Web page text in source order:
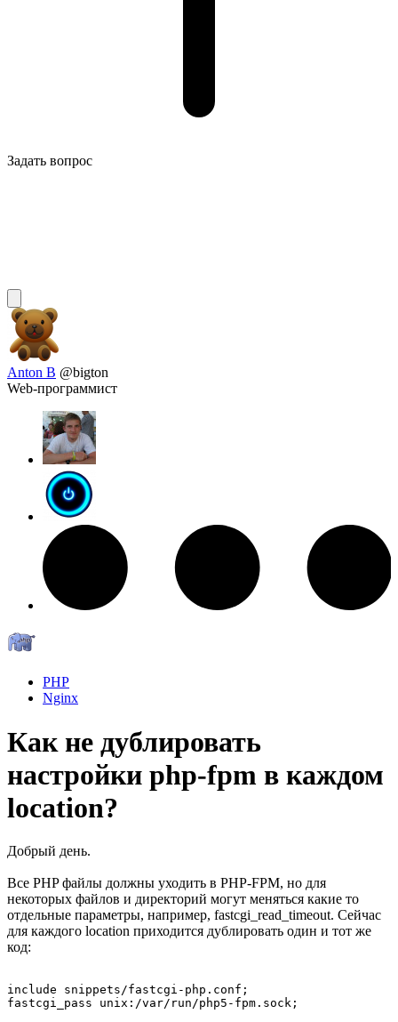
Задать вопрос
Anton B @bigton
Web-программист
PHP
Nginx
Как не дублировать
настройки php-fpm в каждом
location?
Добрый день.
Все PHP файлы должны уходить в PHP-FPM, но для
некоторых файлов и директорий могут меняться какие то
отдельные параметры, например, fastcgi_read_timeout. Сейчас
для каждого location приходится дублировать один и тот же
код:
include snippets/fastcgi-php.conf;
fastcgi_pass unix:/var/run/php5-fpm.sock;